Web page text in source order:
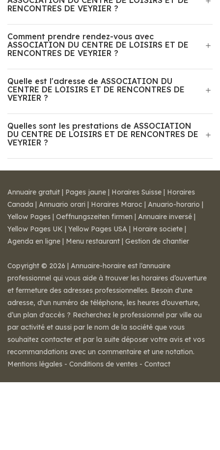
RENCONTRES DE VEYRIER ?
Comment prendre rendez-vous avec
ASSOCIATION DU CENTRE DE LOISIRS ET DE
RENCONTRES DE VEYRIER ?
Quelle est l'adresse de ASSOCIATION DU
CENTRE DE LOISIRS ET DE RENCONTRES DE
VEYRIER ?
Quelles sont les prestations de ASSOCIATION
DU CENTRE DE LOISIRS ET DE RENCONTRES DE
VEYRIER ?
Annuaire gratuit | Pages jaune | Horaires Suisse | Horaires
Canada | Annuario orari | Horaires Maroc | Anuario-horario |
Yellow Pages | Oeffnungszeiten firmen | Annuaire inversé |
Yellow Pages UK | Yellow Pages USA | Horaire societe |
Agenda en ligne | Menu restaurant | Gestion de chantier
Copyright © 2026 | Annuaire-horaire est l’annuaire
professionnel qui vous aide à trouver les horaires d’ouverture
et fermeture des adresses professionnelles. Besoin d'une
adresse, d'un numéro de téléphone, les heures d’ouverture,
d’un plan d'accès ? Recherchez le professionnel par ville ou
par activité et aussi par le nom de la société que vous
souhaitez contacter et par la suite déposer votre avis et vos
recommandations avec un commentaire et une notation.
Mentions légales - Conditions de ventes - Contact